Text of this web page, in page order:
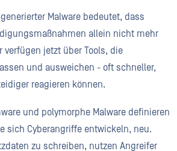
Malware bedeutet, dass
allein nicht mehr
verfügen jetzt über Tools, die
und ausweichen - oft schneller,
reagieren können.
und polymorphe Malware definieren
sich Cyberangriffe entwickeln, neu.
zu schreiben, nutzen Angreifer